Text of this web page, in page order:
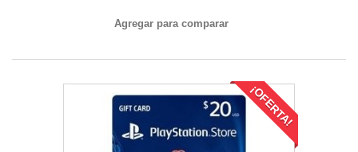
Agregar para comparar
¡OFERTA!